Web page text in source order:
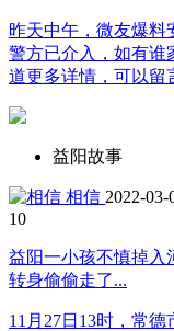
昨天中午，微友爆料
警方已介入，如有谁
道更多详情，可以留
益阳故事
相信 2022-03-
10
益阳一小孩不慎掉入
转身偷偷走了...
11月27日13时，常